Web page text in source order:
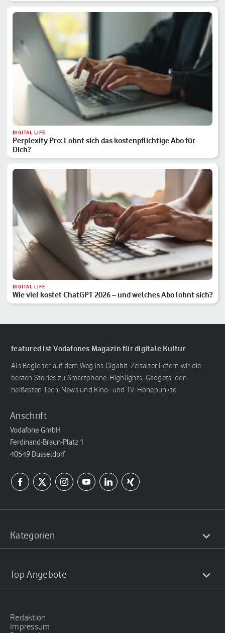
DIGITAL LIFE
Perplexity Pro: Lohnt sich das kostenpflichtige Abo für
Dich?
DIGITAL LIFE
Wie viel kostet ChatGPT 2026 – und welches Abo lohnt sich?
featured ist Vodafones Magazin für digitale Kultur
Als Begleiter auf dem Weg ins Gigabit-Zeitalter liefern wir die
besten Stories zu Smartphone-Highlights, Gadgets, den
heißesten Tech-News und Kino- und TV-Höhepunkte.
Anschrift
Vodafone GmbH
Ferdinand-Braun-Platz 1
40549 Düsseldorf
Kategorien
Top Angebote
Redaktion
Impressum